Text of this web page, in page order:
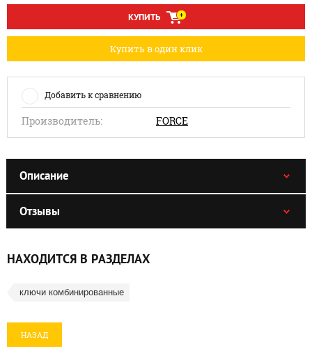
КУПИТЬ
Купить в один клик
Добавить к сравнению
Производитель: FORCE
Описание
Отзывы
НАХОДИТСЯ В РАЗДЕЛАХ
ключи комбинированные
НАЗАД